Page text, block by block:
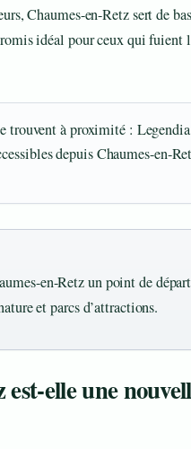
Chaumes-en-Retz sert de
idéal pour ceux qui fuient
trouvent à proximité :
depuis Chaumes-en-
en-Retz un point de
et parcs d’attractions.
est-elle une